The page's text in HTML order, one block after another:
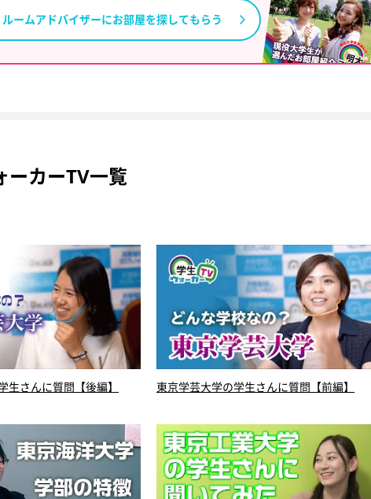
ルームアドバイザーにお部屋を探してもらう
ーカーTV一覧
生さんに質問【後編】 東京学芸大学の学生さんに質問【前編】